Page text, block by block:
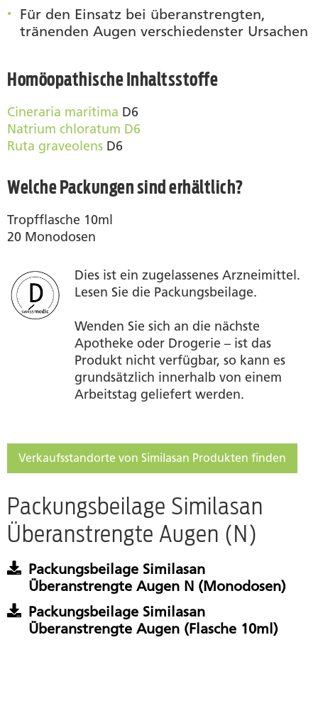
Für den Einsatz bei überanstrengten,
tränenden Augen verschiedenster Ursachen
Homöopathische Inhaltsstoffe
Cineraria maritima D6
Natrium chloratum D6
Ruta graveolens D6
Welche Packungen sind erhältlich?
Tropfflasche 10ml
20 Monodosen
Dies ist ein zugelassenes Arzneimittel.
Lesen Sie die Packungsbeilage.
Wenden Sie sich an die nächste
Apotheke oder Drogerie – ist das
Produkt nicht verfügbar, so kann es
grundsätzlich innerhalb von einem
Arbeitstag geliefert werden.
Verkaufsstandorte von Similasan Produkten finden
Packungsbeilage Similasan
Überanstrengte Augen (N)
Packungsbeilage Similasan
Überanstrengte Augen N (Monodosen)
Packungsbeilage Similasan
Überanstrengte Augen (Flasche 10ml)